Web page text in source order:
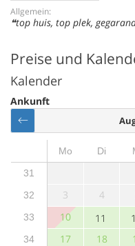
Allgemein:
top huis, top plek,
Preise und
Kalender
Ankunft
Mo Di
31
32 3 4
33 10 11
34 17 18